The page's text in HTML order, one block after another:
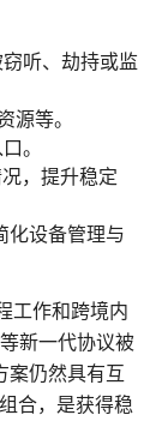
听、劫持或监
等。
。
，提升稳定
化设备管理与
工作和跨境内
新一代协议被
案仍然具有互
合，是获得稳